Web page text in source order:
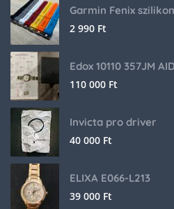
Garmin Fenix
2 990 Ft
Edox 10110 357JM AID
110 000 Ft
Invicta pro driver
40 000 Ft
ELIXA E066-L213
39 000 Ft